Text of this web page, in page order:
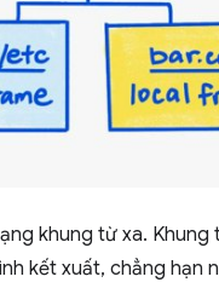
khung từ xa. Khung
kết xuất, chẳng hạn